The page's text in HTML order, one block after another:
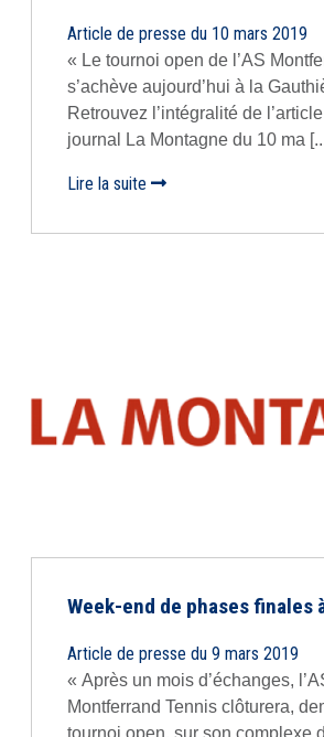
Article de presse du 10 mars 2019
« Le tournoi open de l’AS
s’achève aujourd’hui à la
Retrouvez l’intégralité de
journal La Montagne du 10 ma
Lire la suite
Week-end de phases finales
Article de presse du 9 mars 2019
« Après un mois d’échanges,
Montferrand Tennis clôturera,
tournoi open, sur son complexe